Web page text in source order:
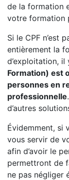
de la formation
votre formation
Si le CPF n’est
entièrement la
d’exploitation, il
Formation) est
personnes en
professionnelle
d’autres
Évidemment, si
vous servir de
afin d’avoir le
permettront de
ne pas négliger